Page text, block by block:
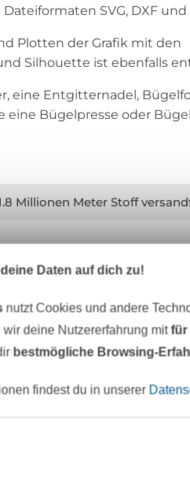
SVG, DXF und
Plotten der Grafik mit den
Silhouette ist ebenfalls
eine Entgitternadel,
eine Bügelpresse oder
Millionen Meter Stoff
Deine Mail-
Daten auf dich zu!
nutzt Cookies und andere
deine Nutzererfahrung mitfür
bestmögliche Browsing-
findest du in unserer